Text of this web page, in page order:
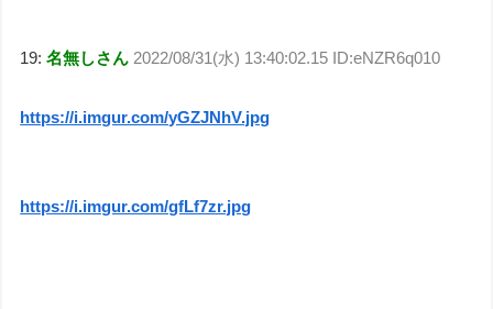
19:名無しさん 2022/08/31(水) 13:40:02.15 ID:eNZR6q010
https://i.imgur.com/yGZJNhV.jpg
https://i.imgur.com/gfLf7zr.jpg